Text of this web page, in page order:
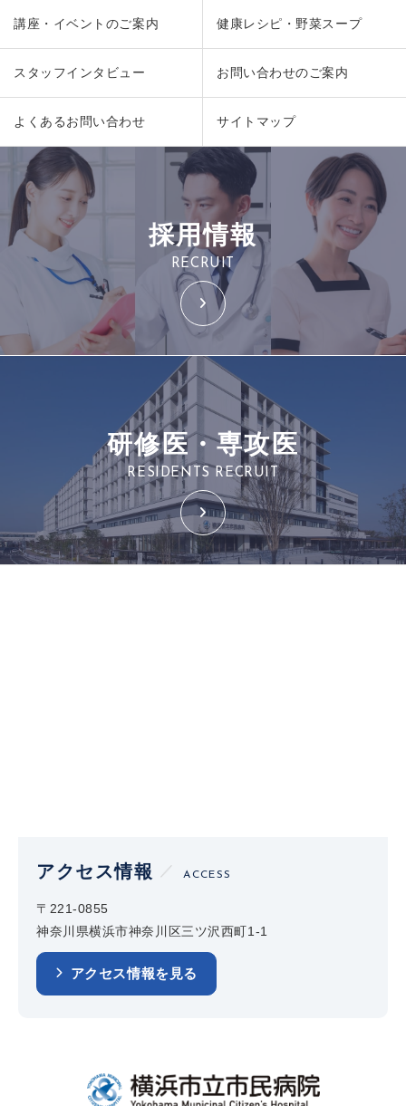
講座・イベントのご案内 健康レシピ・野菜スープ
スタッフインタビュー お問い合わせのご案内
よくあるお問い合わせ サイトマップ
採用情報
RECRUIT
研修医・専攻医
RESIDENTS RECRUIT
アクセス情報 ACCESS
〒221-0855
神奈川県横浜市神奈川区三ツ沢西町1-1
アクセス情報を見る